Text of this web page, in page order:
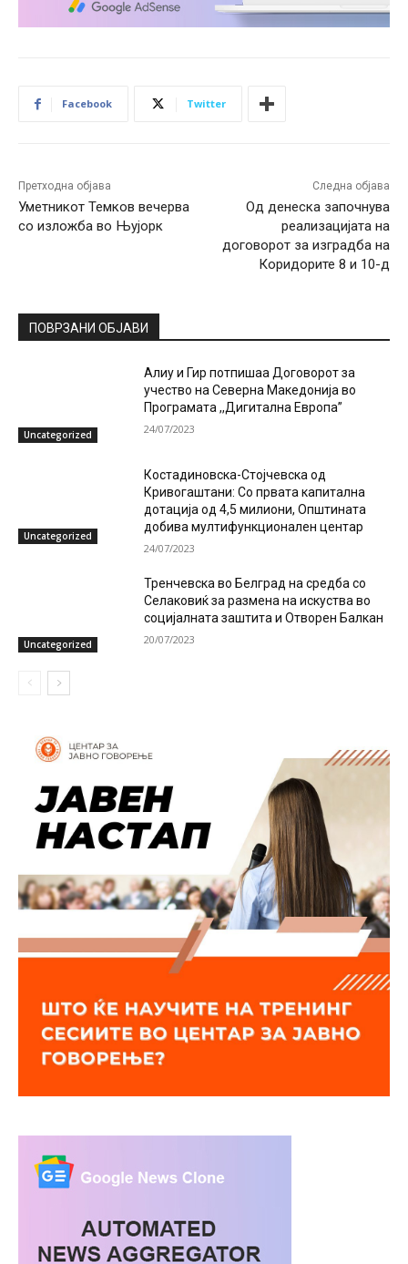
Facebook Twitter
Претходна објава
Уметникот Темков вечерва
со изложба во Њујорк
Следна објава
Од денеска започнува
реализацијата на
договорот за изградба на
Коридорите 8 и 10-д
ПОВРЗАНИ ОБЈАВИ
Uncategorized
Алиу и Гир потпишаа Договорот за
учество на Северна Македонија во
Програмата ,,Дигитална Европа”
24/07/2023
Uncategorized
Костадиновска-Стојчевска од
Кривогаштани: Со првата капитална
дотација од 4,5 милиони, Општината
добива мултифункционален центар
24/07/2023
Uncategorized
Тренчевска во Белград на средба со
Селаковиќ за размена на искуства во
социјалната заштита и Отворен Балкан
20/07/2023